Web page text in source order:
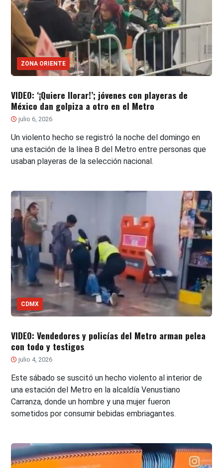
ZONA ORIENTE
VIDEO: ‘¡Quiere llorar!’; jóvenes con playeras de
México dan golpiza a otro en el Metro
julio 6, 2026
Un violento hecho se registró la noche del domingo en
una estación de la línea B del Metro entre personas que
usaban playeras de la selección nacional.
CDMX
VIDEO: Vendedores y policías del Metro arman pelea
con todo y testigos
julio 4, 2026
Este sábado se suscitó un hecho violento al interior de
una estación del Metro en la alcaldía Venustiano
Carranza, donde un hombre y una mujer fueron
sometidos por consumir bebidas embriagantes.